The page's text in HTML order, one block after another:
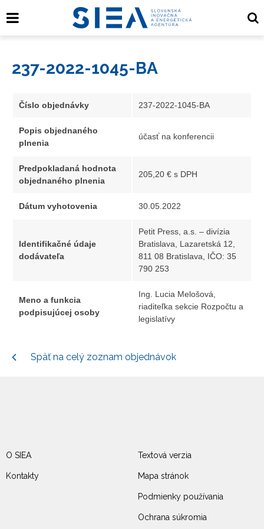
237-2022-1045-BA
Číslo objednávky 237-2022-1045-BA
Popis objednaného
plnenia
účasť na konferencii
Predpokladaná hodnota
objednaného plnenia
205,20 € s DPH
Dátum vyhotovenia 30.05.2022
Identifikačné údaje
dodávateľa
Petit Press, a.s. – divízia
Bratislava, Lazaretská 12,
811 08 Bratislava, IČO: 35
790 253
Meno a funkcia
podpisujúcej osoby
Ing. Lucia Melošová,
riaditeľka sekcie Rozpočtu a
legislatívy
Späť na celý zoznam objednávok
O SIEA
Kontakty
Textová verzia
Mapa stránok
Podmienky používania
Ochrana súkromia